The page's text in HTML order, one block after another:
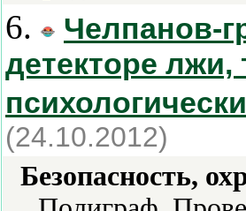
6.
Челпанов-
детекторе лжи,
(24.10.2012)
Безопасность,